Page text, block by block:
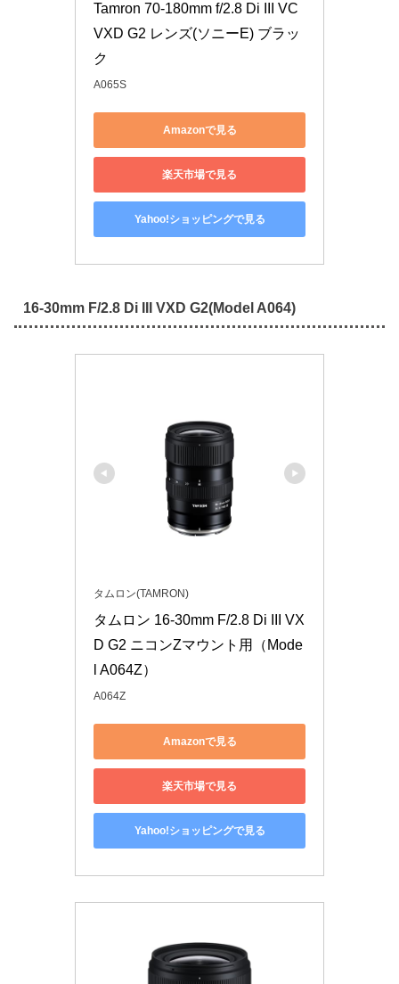
Tamron 70-180mm f/2.8 Di III VC
VXD G2 レンズ(ソニーE) ブラッ
ク
A065S
Amazonで見る
楽天市場で見る
Yahoo!ショッピングで見る
16-30mm F/2.8 Di III VXD G2(Model A064)
タムロン(TAMRON)
タムロン 16-30mm F/2.8 Di III VX
D G2 ニコンZマウント用（Mode
l A064Z）
A064Z
Amazonで見る
楽天市場で見る
Yahoo!ショッピングで見る